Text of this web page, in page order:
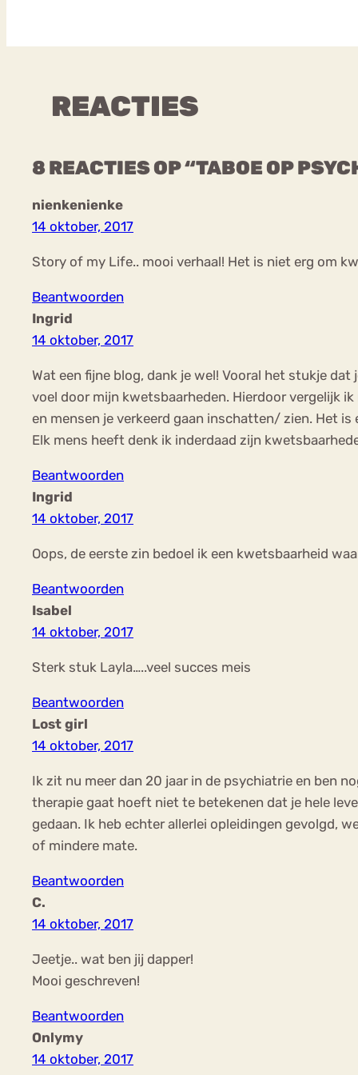
REACTIES
8 REACTIES OP “TABOE OP
nienkenienke
14 oktober, 2017
Story of my Life.. mooi verhaal! Het is niet erg om
Beantwoorden
Ingrid
14 oktober, 2017
Wat een fijne blog, dank je wel! Vooral het stukje
voel door mijn kwetsbaarheden. Hierdoor vergelijk
en mensen je verkeerd gaan inschatten/ zien. Het
Elk mens heeft denk ik inderdaad zijn
Beantwoorden
Ingrid
14 oktober, 2017
Oops, de eerste zin bedoel ik een kwetsbaarheid
Beantwoorden
Isabel
14 oktober, 2017
Sterk stuk Layla…..veel succes meis
Beantwoorden
Lost girl
14 oktober, 2017
Ik zit nu meer dan 20 jaar in de psychiatrie en ben
therapie gaat hoeft niet te betekenen dat je hele
gedaan. Ik heb echter allerlei opleidingen gevolgd,
of mindere mate.
Beantwoorden
C.
14 oktober, 2017
Jeetje.. wat ben jij dapper!
Mooi geschreven!
Beantwoorden
Onlymy
14 oktober, 2017